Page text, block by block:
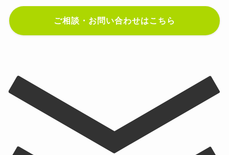
ご相談・お問い合わせはこちら